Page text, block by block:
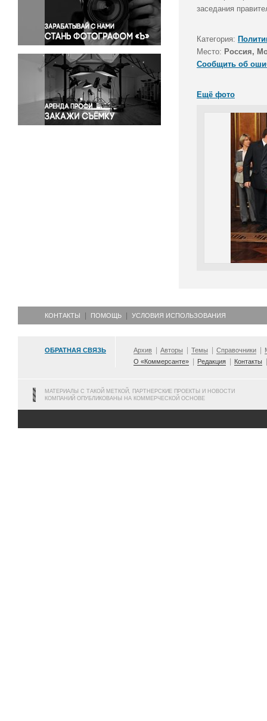
Правосудие
Происшествия и конфликты
Религия
Светская жизнь
Спорт
Экология
Экономика и бизнес
заседания
Категория:
Место: Россия,
Сообщить об
Ещё фото
КОНТАКТЫ ПОМОЩЬ УСЛОВИЯ ИСПОЛЬЗОВАНИЯ
ОБРАТНАЯ СВЯЗЬ Архив Авторы Темы Справочники
О «Коммерсанте»
Редакция Контакты
МАТЕРИАЛЫ С ТАКОЙ МЕТКОЙ, ПАРТНЕРСКИЕ ПРОЕКТЫ И НОВОСТИ
КОМПАНИЙ ОПУБЛИКОВАНЫ НА КОММЕРЧЕСКОЙ ОСНОВЕ